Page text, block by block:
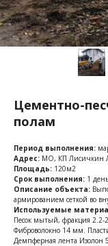
Цементно-
полам
Период выполнения:
Адрес: МО, КП Лисичкин
Площадь: 120м2
Срок выполнения: 1
Описание объекта:
армированием сеткой во
Используемые
Песок мытый, фракция
Фиброволокно 14 мм.
Демпферная лента Изолон